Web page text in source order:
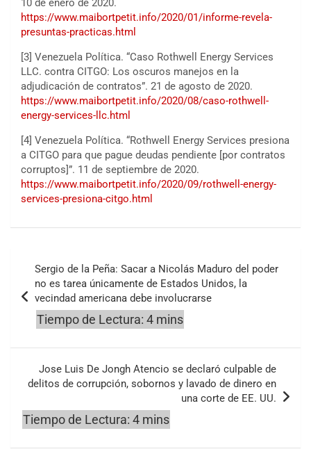
https://www.maibortpetit.info/2020/01/informe-revela-
presuntas-practicas.html
[3] Venezuela Política. “Caso Rothwell Energy Services
LLC. contra CITGO: Los oscuros manejos en la
adjudicación de contratos”. 21 de agosto de 2020.
https://www.maibortpetit.info/2020/08/caso-rothwell-
energy-services-llc.html
[4] Venezuela Política. “Rothwell Energy Services presiona
a CITGO para que pague deudas pendiente [por contratos
corruptos]”. 11 de septiembre de 2020.
https://www.maibortpetit.info/2020/09/rothwell-energy-
services-presiona-citgo.html
entradas
Sergio de la Peña: Sacar a Nicolás Maduro del poder
no es tarea únicamente de Estados Unidos, la
vecindad americana debe involucrarse
Jose Luis De Jongh Atencio se declaró culpable de
delitos de corrupción, sobornos y lavado de dinero en
una corte de EE. UU.